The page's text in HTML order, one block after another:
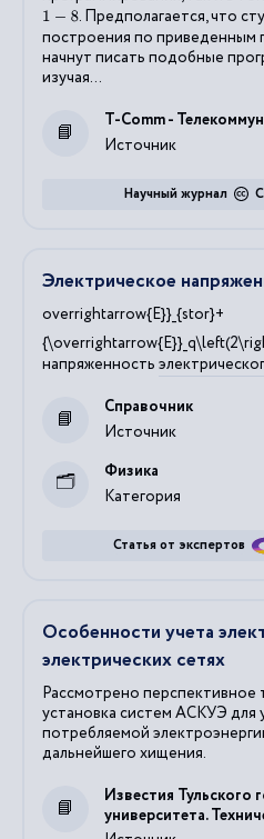
1−8 . Предполагается, что
построения по приведенным
начнут писать подобные
изучая...
Источник
T-Comm -
Научный журнал
Электрическое
overrightarrow{E}}_{stor}+
напряженность
Источник
Справочник
Категория
Физика
Статья от экспертов
Особенности учета
электрических сетях
Рассмотрено перспективное
установка систем АСКУЭ для
потребляемой
дальнейшего хищения.
Известия Тульского
университета.